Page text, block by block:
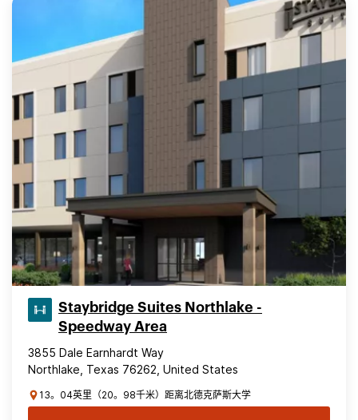
Staybridge Suites Northlake -
Speedway Area
3855 Dale Earnhardt Way
Northlake, Texas 76262, United States
13。04英里（20。98千米）距离北德克萨斯大学